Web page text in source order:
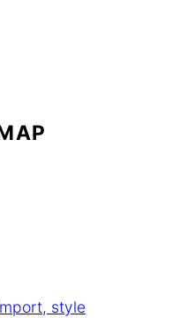
style